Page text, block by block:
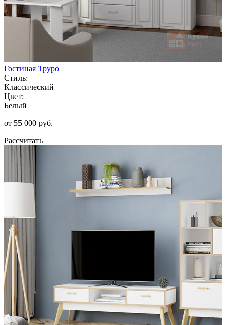
Гостиная Труро
Стиль:
Классический
Цвет:
Белый
от 55 000 руб.
Рассчитать